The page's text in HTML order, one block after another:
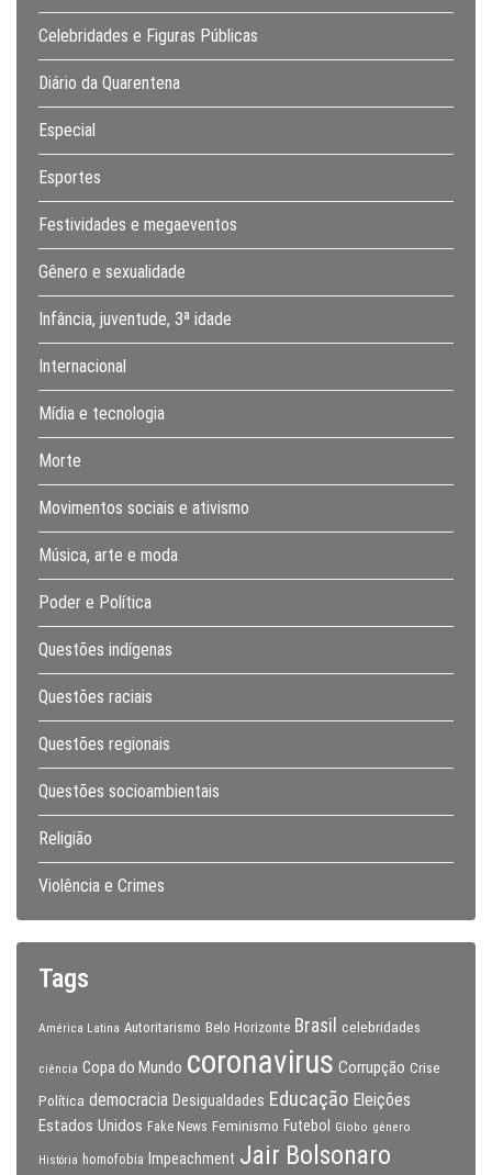
Celebridades e Figuras Públicas
Diário da Quarentena
Especial
Esportes
Festividades e megaeventos
Gênero e sexualidade
Infância, juventude, 3ª idade
Internacional
Mídia e tecnologia
Morte
Movimentos sociais e ativismo
Música, arte e moda
Poder e Política
Questões indígenas
Questões raciais
Questões regionais
Questões socioambientais
Religião
Violência e Crimes
Tags
América Latina Autoritarismo Belo Horizonte Brasil celebridades
ciência Copa do Mundo coronavirus Corrupção Crise
Política democracia Desigualdades Educação Eleições
Estados Unidos Fake News Feminismo Futebol Globo gênero
História homofobia Impeachment Jair Bolsonaro